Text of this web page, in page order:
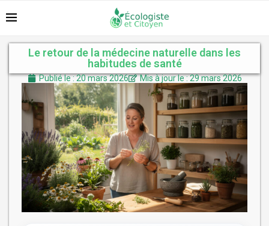
Le retour de la médecine naturelle dans les
habitudes de santé
Publié le : 20 mars 2026 Mis à jour le : 29 mars 2026